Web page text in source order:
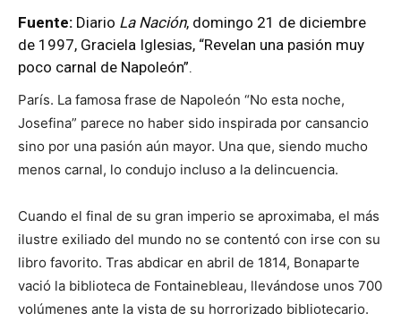
Fuente: Diario La Nación, domingo 21 de diciembre
de 1997, Graciela Iglesias, “Revelan una pasión muy
poco carnal de Napoleón”.
París. La famosa frase de Napoleón “No esta noche,
Josefina” parece no haber sido inspirada por cansancio
sino por una pasión aún mayor. Una que, siendo mucho
menos carnal, lo condujo incluso a la delincuencia.
Cuando el final de su gran imperio se aproximaba, el más
ilustre exiliado del mundo no se contentó con irse con su
libro favorito. Tras abdicar en abril de 1814, Bonaparte
vació la biblioteca de Fontainebleau, llevándose unos 700
volúmenes ante la vista de su horrorizado bibliotecario.